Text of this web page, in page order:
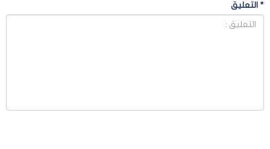
* التعليق